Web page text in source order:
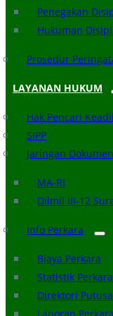
Penegakan
Hukuman
Prosedur
LAYANAN HUKUM
Hak Pencari
SIPP
Jaringan
MA-RI
Dilmil III-12
Info Perkara
Biaya Perkara
Statistik Perkara
Direktori